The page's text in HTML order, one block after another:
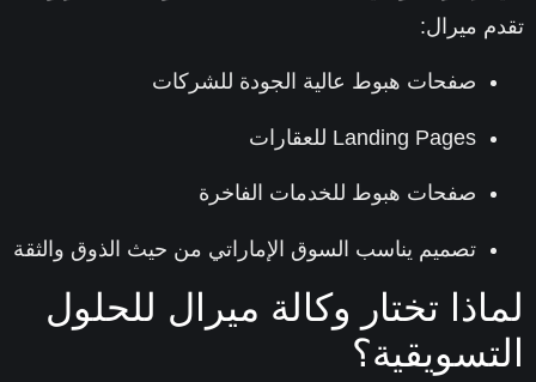
ميرال:
صفحات هبوط عالية الجودة للشركات
Landing Pages للعقارات
صفحات هبوط للخدمات الفاخرة
تصميم يناسب السوق الإماراتي من حيث الذوق والثقة
تختار وكالة ميرال للحلول